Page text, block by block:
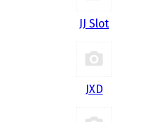
JJ Slot
JXD